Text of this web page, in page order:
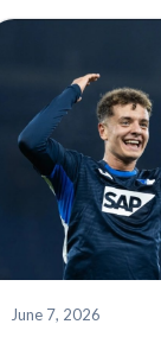
June 7, 2026